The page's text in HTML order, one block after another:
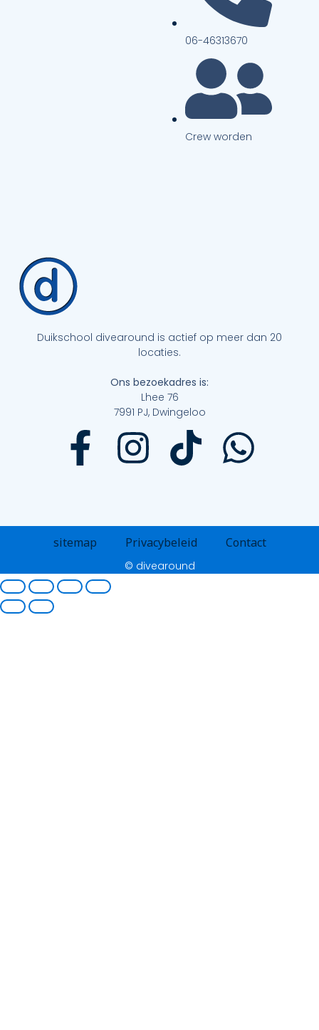
Duikschool divearound is actief op meer dan 20
locaties.
Ons bezoekadres is:
Lhee 76
7991 PJ, Dwingeloo
06-46313670
Crew worden
sitemap Privacybeleid Contact
© divearound